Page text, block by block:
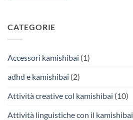
CATEGORIE
Accessori kamishibai (1)
adhd e kamishibai (2)
Attività creative col kamishibai (10)
Attività linguistiche con il kamishibai